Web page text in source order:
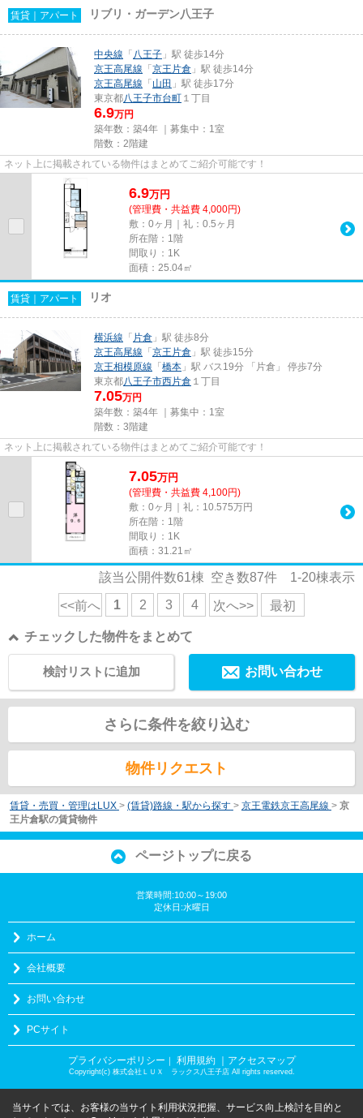
賃貸｜アパート リブリ・ガーデン八王子
中央線 「 八王子 」駅 徒歩14分
京王高尾線 「京王片倉 」駅 徒歩14分
京王高尾線 「山田 」駅 徒歩17分
東京都八王子市台町 １丁目
6.9万円
築年数：築4年 ｜募集中： 1室
階数：2階建
ネット上に掲載されている物件はまとめてご紹介可能です！
6.9万円
(管理費・共益費 4,000円)
敷：0ヶ月｜礼：0.5ヶ月
所在階：1階
間取り：1K
面積：25.04㎡
賃貸｜アパート リオ
横浜線 「 片倉 」駅 徒歩8分
京王高尾線 「京王片倉 」駅 徒歩15分
京王相模原線 「橋本 」駅 バス19分 「片倉」 停歩7分
東京都八王子市西片倉 １丁目
7.05万円
築年数：築4年 ｜募集中： 1室
階数：3階建
ネット上に掲載されている物件はまとめてご紹介可能です！
7.05万円
(管理費・共益費 4,100円)
敷：0ヶ月｜礼：10.575万円
所在階：1階
間取り：1K
面積：31.21㎡
該当公開件数61棟 空き数87件 1-20棟表示
<<前へ 1 2 3 4 次へ>> 最初
チェックした物件をまとめて
お問い合わせ
検討リストに追加
さらに条件を絞り込む
物件リクエスト
賃貸・売買・管理はLUX > (賃貸)路線・駅から探す > 京王電鉄京王高尾線 > 京
王片倉駅の賃貸物件
ページトップに戻る
営業時間:10:00～19:00
定休日:水曜日
ホーム
会社概要
お問い合わせ
PCサイト
プライバシーポリシー ｜ 利用規約 ｜アクセスマップ
Copyright(c) 株式会社ＬＵＸ ラックス八王子店 All rights reserved.
当サイトでは、お客様の当サイト利用状況把握、サービス向上検討を目的と